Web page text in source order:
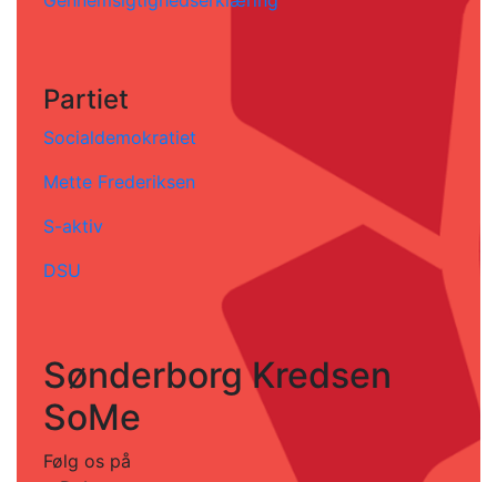
Partiet
Socialdemokratiet
Mette Frederiksen
S-aktiv
DSU
Sønderborg Kredsen
SoMe
Følg os på